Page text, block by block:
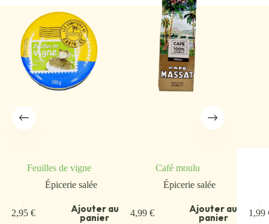
Feuilles de vigne
Épicerie salée
2,95€ Ajouter au
panier
Café moulu
Épicerie salée
4,99 € Ajouter au
panier 1,99